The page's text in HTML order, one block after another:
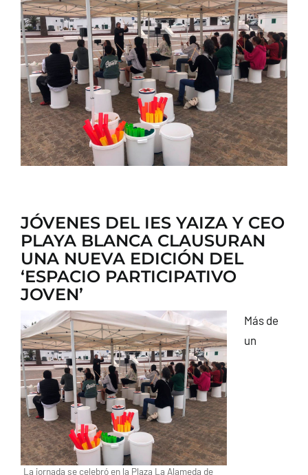
CONTACTO
JÓVENES DEL IES YAIZA Y CEO
PLAYA BLANCA CLAUSURAN
UNA NUEVA EDICIÓN DEL
‘ESPACIO PARTICIPATIVO
JOVEN’
La jornada se celebró en la Plaza La Alameda de
Más de
un